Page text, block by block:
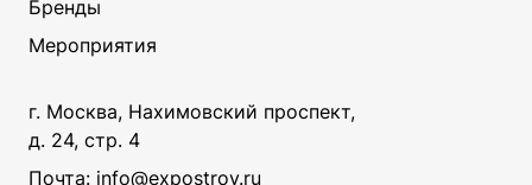
Бренды
Мероприятия
г. Москва, Нахимовский проспект,
д. 24, стр. 4
Почта: info@expostroy.ru